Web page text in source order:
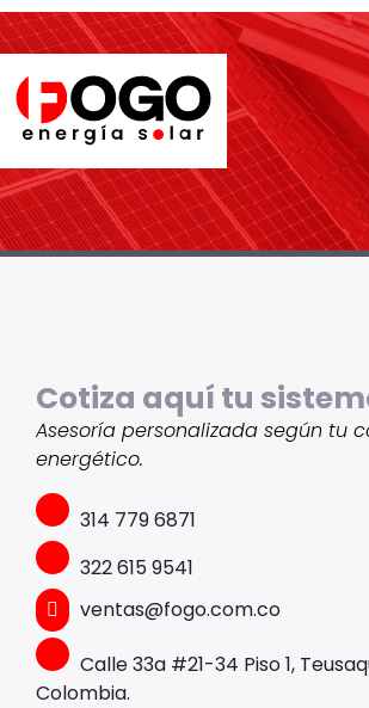
Cotiza aquí tu
Asesoría personalizada según tu
energético.
314 779 6871
322 615 9541
ventas@fogo.com.co
Calle 33a #21-34 Piso 1,
Colombia.